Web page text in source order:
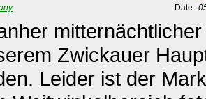
Date:
Zwickauer
Leider ist der